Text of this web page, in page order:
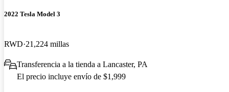
2022 Tesla Model 3
RWD 21,224 millas
Transferencia a la tienda a Lancaster, PA
El precio incluye envío de $1,999